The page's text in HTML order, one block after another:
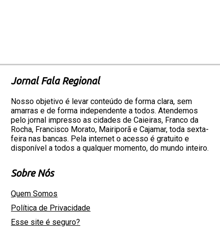
Jornal Fala Regional
Nosso objetivo é levar conteúdo de forma clara, sem
amarras e de forma independente a todos. Atendemos
pelo jornal impresso as cidades de Caieiras, Franco da
Rocha, Francisco Morato, Mairiporã e Cajamar, toda sexta-
feira nas bancas. Pela internet o acesso é gratuito e
disponível a todos a qualquer momento, do mundo inteiro.
Sobre Nós
Quem Somos
Política de Privacidade
Esse site é seguro?